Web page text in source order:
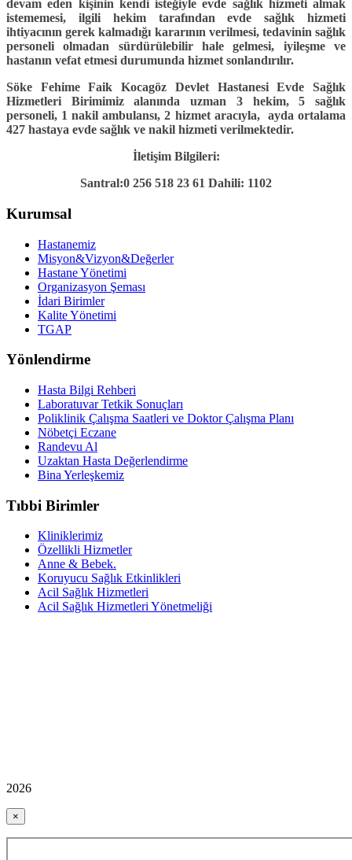
devam eden kişinin kendi isteğiyle evde sağlık hizmeti almak
istememesi, ilgili hekim tarafından evde sağlık hizmeti
ihtiyacının gerek kalmadığı kararının verilmesi, tedavinin sağlık
personeli olmadan sürdürülebilir hale gelmesi, iyileşme ve
hastanın vefat etmesi durumunda hizmet sonlandırılır.
Söke Fehime Faik Kocagöz Devlet Hastanesi Evde Sağlık
Hizmetleri Birimimiz alanında uzman 3 hekim, 5 sağlık
personeli, 1 nakil ambulansı, 2 hizmet aracıyla, ayda ortalama
427 hastaya evde sağlık ve nakil hizmeti verilmektedir.
İletişim Bilgileri:
Santral:0 256 518 23 61 Dahili: 1102
Kurumsal
Hastanemiz
Misyon&Vizyon&Değerler
Hastane Yönetimi
Organizasyon Şeması
İdari Birimler
Kalite Yönetimi
TGAP
Yönlendirme
Hasta Bilgi Rehberi
Laboratuvar Tetkik Sonuçları
Poliklinik Çalışma Saatleri ve Doktor Çalışma Planı
Nöbetçi Eczane
Randevu Al
Uzaktan Hasta Değerlendirme
Bina Yerleşkemiz
Tıbbi Birimler
Kliniklerimiz
Özellikli Hizmetler
Anne & Bebek.
Koruyucu Sağlık Etkinlikleri
Acil Sağlık Hizmetleri
Acil Sağlık Hizmetleri Yönetmeliği
2026
×